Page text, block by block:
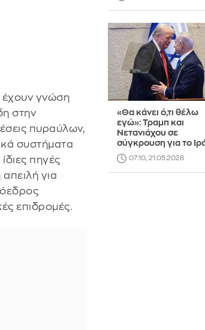
έχουν γνώση
στην
πυραύλων,
συστήματα
πηγές
για
επιδρομές.
«Θα κάνει ό,τι θέλω
εγώ»: Τραμπ και
Νετανιάχου σε
σύγκρουση για το
07:10, 21.05.2026